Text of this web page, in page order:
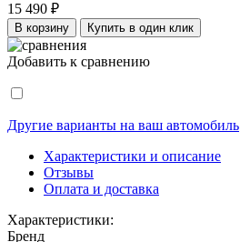
15 490 ₽
В корзину Купить в один клик
Добавить к сравнению
Другие варианты на ваш автомобиль
Характеристики и описание
Отзывы
Оплата и доставка
Характеристики:
Бренд